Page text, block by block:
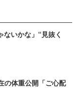
いかな」“見抜く
の体重公開「ご心配